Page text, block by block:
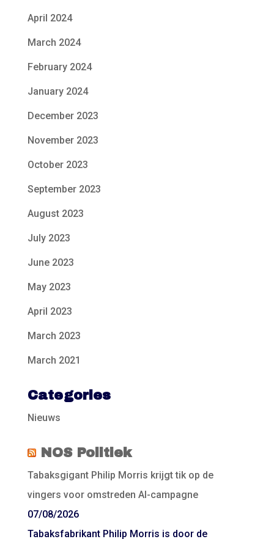
April 2024
March 2024
February 2024
January 2024
December 2023
November 2023
October 2023
September 2023
August 2023
July 2023
June 2023
May 2023
April 2023
March 2023
March 2021
Categories
Nieuws
NOS Politiek
Tabaksgigant Philip Morris krijgt tik op de
vingers voor omstreden AI-campagne
07/08/2026
Tabaksfabrikant Philip Morris is door de